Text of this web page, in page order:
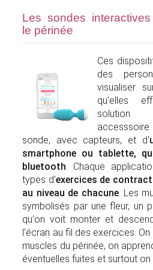
Les sondes
le périnée
Ces
des
visualiser
qu'elles
solution
sonde, avec capteurs, et d'
smartphone ou tablette,
bluetooth . Chaque
types d'exercices de
au niveau de chacune. Les
symbolisés par une fleur, un
qu'on voit monter et
l'écran au fil des exercices.
muscles du périnée, on
éventuelles fuites et surtout on